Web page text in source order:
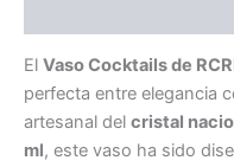
El Vaso Cocktails de
perfecta entre elegancia
artesanal del cristal
ml, este vaso ha sido